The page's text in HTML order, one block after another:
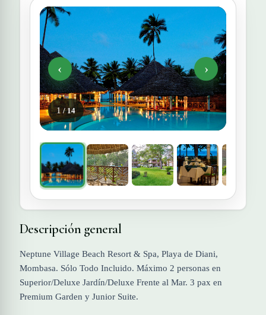
‹ ›
1/ 14
Descripción general
Neptune Village Beach Resort & Spa, Playa de Diani,
Mombasa. Sólo Todo Incluido. Máximo 2 personas en
Superior/Deluxe Jardín/Deluxe Frente al Mar. 3 pax en
Premium Garden y Junior Suite.